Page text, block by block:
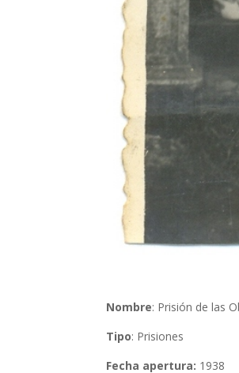
Nombre: Prisión de las
Tipo: Prisiones
Fecha apertura: 1938